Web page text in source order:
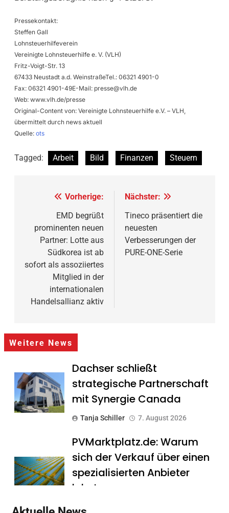
Pressekontakt:
Steffen Gall
Lohnsteuerhilfeverein
Vereinigte Lohnsteuerhilfe e. V. (VLH)
Fritz-Voigt-Str. 13
67433 Neustadt a.d. WeinstraßeTel.: 06321 4901-0
Fax: 06321 4901-49E-Mail: presse@vlh.de
Web: www.vlh.de/presse
Original-Content von: Vereinigte Lohnsteuerhilfe e.V. – VLH,
übermittelt durch news aktuell
Quelle: ots
Tagged: Arbeit Bild Finanzen Steuern
Beitragsnavigation
Vorherige:
EMD begrüßt
prominenten neuen
Partner: Lotte aus
Südkorea ist ab
sofort als assoziiertes
Mitglied in der
internationalen
Handelsallianz aktiv
Nächster:
Tineco präsentiert die
neuesten
Verbesserungen der
PURE-ONE-Serie
Weitere News
Dachser schließt
strategische Partnerschaft
mit Synergie Canada
Tanja Schiller 7. August 2026
PVMarktplatz.de: Warum
sich der Verkauf über einen
spezialisierten Anbieter
lohnt